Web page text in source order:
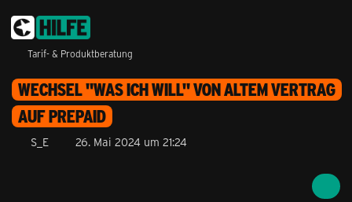
Tarif- & Produktberatung
WECHSEL "WAS ICH WILL" VON ALTEM VERTRAG
AUF PREPAID
S_E 26. Mai 2024 um 21:24